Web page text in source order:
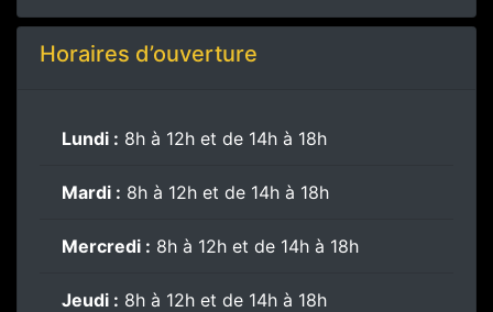
Horaires d’ouverture
Lundi : 8h à 12h et de 14h à 18h
Mardi : 8h à 12h et de 14h à 18h
Mercredi : 8h à 12h et de 14h à 18h
Jeudi : 8h à 12h et de 14h à 18h